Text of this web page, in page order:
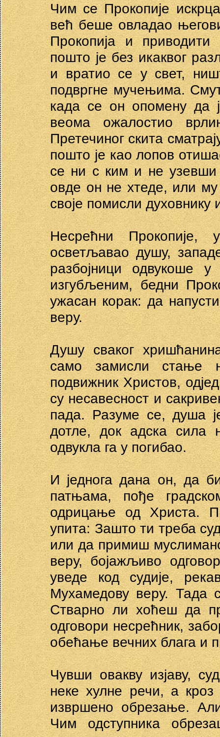
Чим се Прокопије
већ беше овладао
Прокопија и
пошто је без икаквог
и вратио се у свет,
подвргне мучењима.
када се он опомену да
веома ожалостио
Претечиног скита
пошто је као лопов
се ни с ким и не узевши
овде он не хтеде, или
своје помисли духовнику
Несрећни Прокопије,
осветљавао душу,
разбојници одвукоше
изгубљеним, бедни
ужасан корак: да
веру.
Душу сваког
само замисли стање
подвижник Христов,
су несавесност и
пада. Разуме се, душа
дотле, док адска сила
одвукла га у погибао.
И једнога дана он, да
патњама, пође
одрицање од Христа.
упита: Зашто ти треба
или да примиш
веру, бојажљиво
уведе код судије,
Мухамедову веру. Тада
Стварно ли хоћеш да
одговори несрећник,
обећање вечних блага и
Чувши овакву изјаву,
неке хулне речи, а
извршено обрезање.
Чим одступника